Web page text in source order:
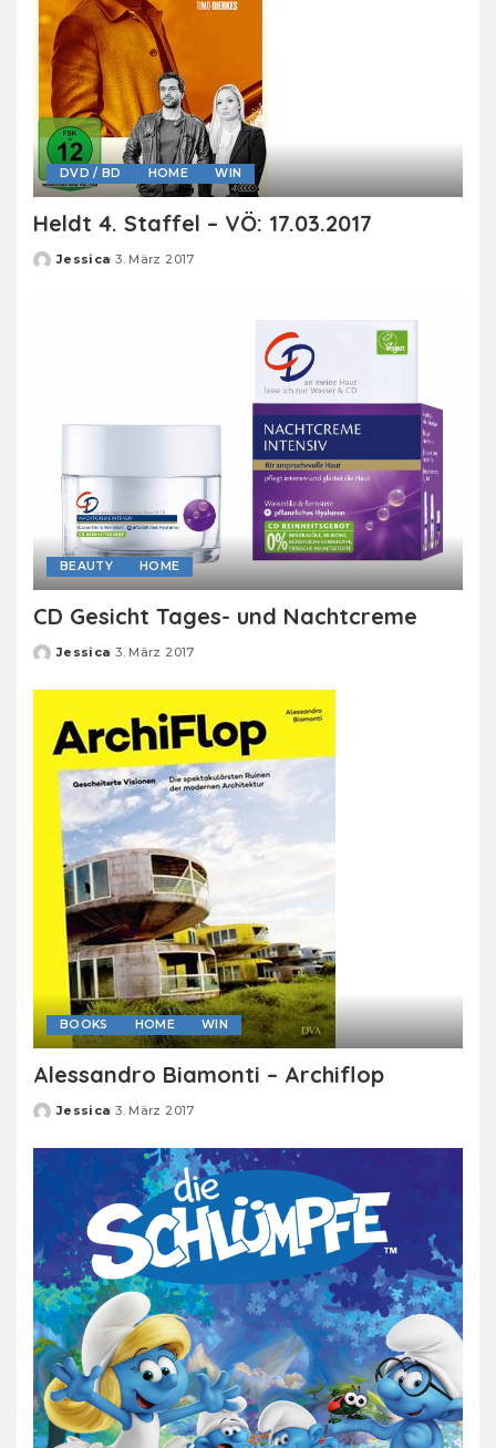
DVD / BD HOME WIN
Heldt 4. Staffel – VÖ: 17.03.2017
Posted
Jessica 3. März 2017
BEAUTY HOME
CD Gesicht Tages- und Nachtcreme
Posted
Jessica 3. März 2017
BOOKS HOME WIN
Alessandro Biamonti – Archiflop
Posted
Jessica 3. März 2017